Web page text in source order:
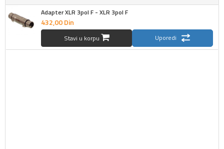
Adapter XLR 3pol F - XLR 3pol F
432,00Din
Stavi u korpu Uporedi